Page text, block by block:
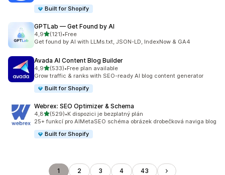
Built for Shopify
GPTLab — Get Found by AI
4,9z 5 hvězd
(121)
Celkový počet recenzí: 121
•Free
Get found by AI with LLMs.txt, JSON-LD, IndexNow & GA4
Avada AI Content Blog Builder
4,9z 5 hvězd
(533)
Celkový počet recenzí: 533
•Free plan available
Grow traffic & ranks with SEO-ready AI blog content generator
Built for Shopify
Webrex: SEO Optimizer & Schema
4,8z 5 hvězd
(529)
Celkový počet recenzí: 529
•K dispozici je bezplatný plán
25+ funkcí pro AIMetaSEO schéma obrázek drobečková naviga blog
Built for Shopify
1 2 3 4 43